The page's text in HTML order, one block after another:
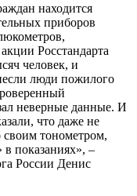
находится
приборов
Росстандарта
человек, и
люди пожилого
неверные данные. И
что даже не
своим тонометром,
в показаниях», –
России Денис